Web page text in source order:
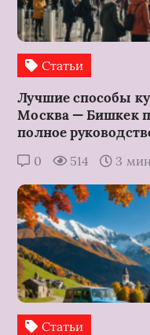
Статьи
Лучшие способы
Москва — Бишкек
полное
0 514 3
Статьи